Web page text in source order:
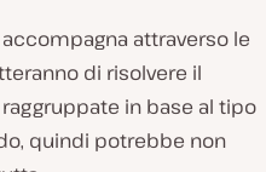
attraverso le
di risolvere il
in base al tipo
quindi potrebbe non